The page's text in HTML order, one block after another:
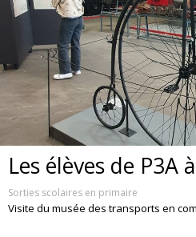
Les élèves de P3A
Sorties scolaires en primaire
Visite du musée des transports en